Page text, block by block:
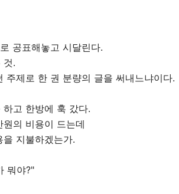
공표해놓고 시달린다.
것.
주제로 한 권 분량의 글을 써내느냐이다.
고 한방에 훅 갔다.
의 비용이 드는데
지불하겠는가.
뭐야?"